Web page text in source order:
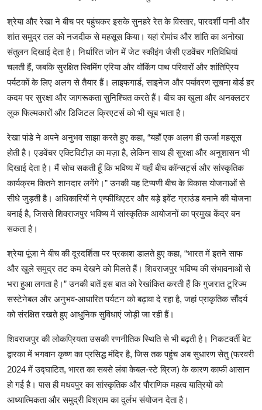
श्रेया और रेखा ने बीच पर पहुंचकर इसके सुनहरे रेत के विस्तार, पारदर्शी पानी और
शांत समुद्र तल को नजदीक से महसूस किया। यहां रोमांच और शांति का अनोखा
संतुलन दिखाई देता है। निर्धारित जोन में जेट स्कीइंग जैसी एडवेंचर गतिविधियां
चलती हैं, जबकि सुरक्षित स्विमिंग एरिया और वॉकिंग पाथ परिवारों और शांतिप्रिय
पर्यटकों के लिए अलग से तैयार हैं। लाइफगार्ड, साइनेज और पर्यावरण सूचना बोर्ड हर
कदम पर सुरक्षा और जागरूकता सुनिश्चित करते हैं। बीच का खुला और अनक्लटर
रेखा पांडे ने अपने अनुभव साझा करते हुए कहा, “यहाँ एक अलग ही ऊर्जा महसूस
होती है। एडवेंचर एक्टिविटीज़ का मज़ा है, लेकिन साथ ही सुरक्षा और अनुशासन भी
दिखाई देता है। मैं सोच सकती हूँ कि भविष्य में यहाँ बीच कॉन्सर्ट्स और सांस्कृतिक
कार्यक्रम कितने शानदार लगेंगे।” उनकी यह टिप्पणी बीच के विकास योजनाओं से
सीधे जुड़ती है। अधिकारियों ने एम्फीथिएटर और बड़े इवेंट ग्राउंड बनाने की योजना
बनाई है, जिससे शिवराजपुर भविष्य में सांस्कृतिक आयोजनों का प्रमुख केंद्र बन
श्रेया पूंजा ने बीच की दूरदर्शिता पर प्रकाश डालते हुए कहा, “भारत में इतने साफ
और खुले समुद्र तट कम देखने को मिलते हैं। शिवराजपुर भविष्य की संभावनाओं से
भरा हुआ लगता है।” उनकी बातें इस बात को रेखांकित करती हैं कि गुजरात टूरिज्म
सस्टेनेबल और अनुभव-आधारित पर्यटन को बढ़ावा दे रहा है, जहां प्राकृतिक सौंदर्य
शिवराजपुर की लोकप्रियता उसकी रणनीतिक स्थिति से भी बढ़ती है। निकटवर्ती बेट
द्वारका में भगवान कृष्ण का प्रसिद्ध मंदिर है, जिस तक पहुंच अब सुधारण सेतु (फरवरी
2024 में उद्घाटित, भारत का सबसे लंबा केबल-स्टे ब्रिज) के कारण काफी आसान
हो गई है। पास ही मधवपुर का सांस्कृतिक और पौराणिक महत्व यात्रियों को